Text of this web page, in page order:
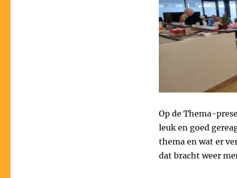
Op de Thema-
leuk en goed
thema en wat er
dat bracht weer